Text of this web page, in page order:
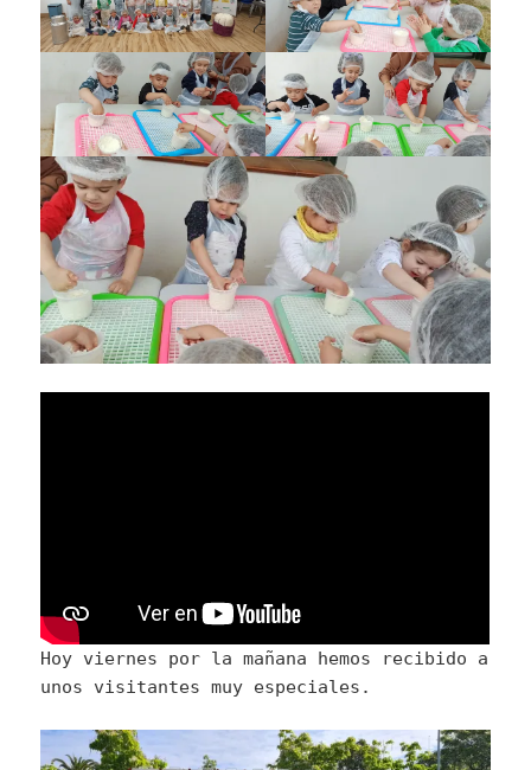
Hoy viernes por la mañana hemos recibido a
unos visitantes muy especiales.